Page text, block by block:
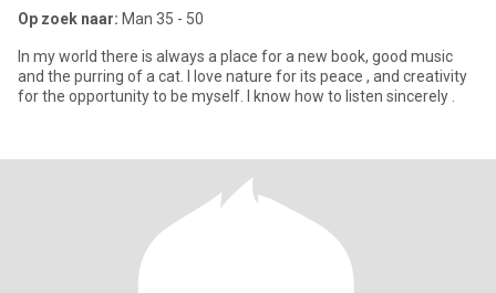
Op zoek naar: Man 35 - 50
In my world there is always a place for a new book, good music
and the purring of a cat. I love nature for its peace , and creativity